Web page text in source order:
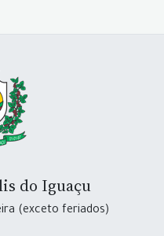
do Iguaçu
(exceto feriados)